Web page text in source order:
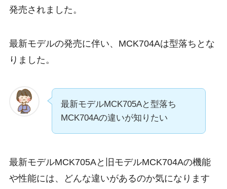
発売されました。
最新モデルの発売に伴い、 MCK704Aは型落ち とな
りました。
最新モデルMCK705Aと型落ち
MCK704Aの違いが知りたい
最新モデルMCK705Aと旧モデルMCK704Aの機能
や性能には、どんな違いがあるのか気になります